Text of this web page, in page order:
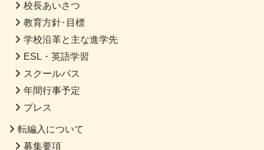
校長あいさつ
教育方針･目標
学校沿革と主な進学先
ESL・英語学習
スクールバス
年間行事予定
プレス
転編入について
募集要項